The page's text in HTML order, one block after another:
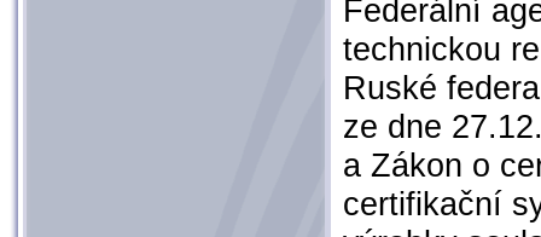
Federální
technickou
Ruské
ze dne
a Zákon o
certifikační